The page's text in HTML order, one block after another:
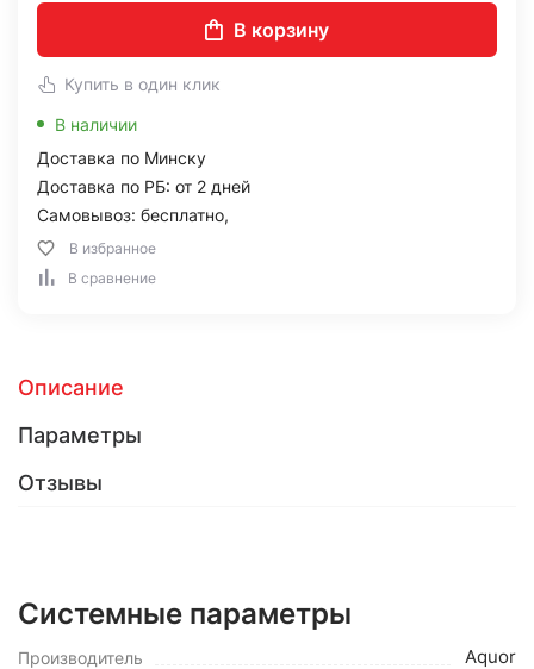
В корзину
Купить в один клик
В наличии
Доставка по Минску
Доставка по РБ: от 2 дней
Самовывоз: бесплатно,
В избранное
В сравнение
Описание
Параметры
Отзывы
Системные параметры
Производитель Aquor